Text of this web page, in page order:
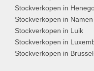
Stockverkopen in
Stockverkopen in Namen
Stockverkopen in Luik
Stockverkopen in
Stockverkopen in